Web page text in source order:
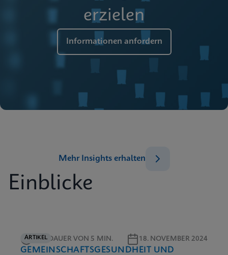
erzielen
Informationen anfordern
Einblicke
Mehr Insights erhalten
ARTIKEL
LESEDAUER VON 5 MIN. 18. NOVEMBER 2024
GEMEINSCHAFTSGESUNDHEIT UND